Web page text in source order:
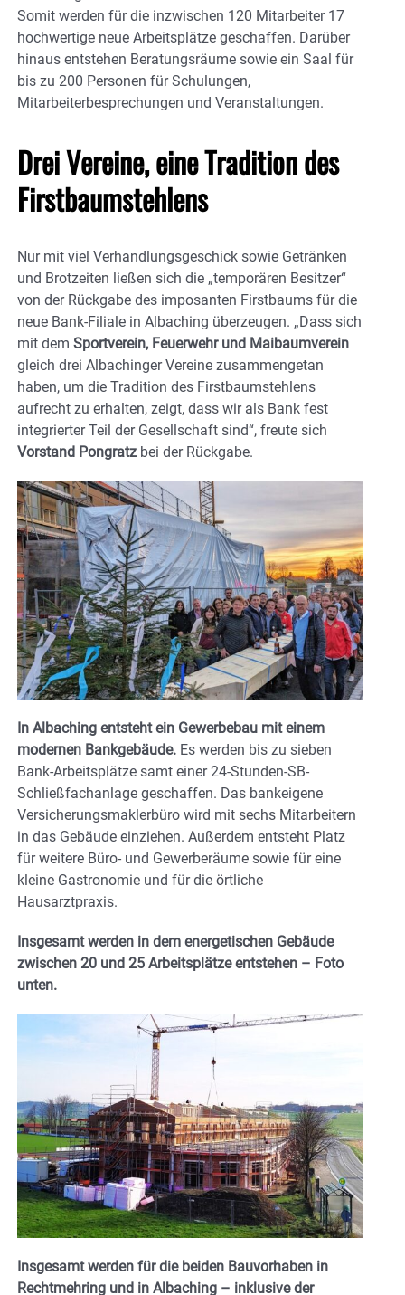
Somit werden für die inzwischen 120 Mitarbeiter 17
hochwertige neue Arbeitsplätze geschaffen. Darüber
hinaus entstehen Beratungsräume sowie ein Saal für
bis zu 200 Personen für Schulungen,
Mitarbeiterbesprechungen und Veranstaltungen.
Drei Vereine, eine Tradition des
Firstbaumstehlens
Nur mit viel Verhandlungsgeschick sowie Getränken
und Brotzeiten ließen sich die „temporären Besitzer“
von der Rückgabe des imposanten Firstbaums für die
neue Bank-Filiale in Albaching überzeugen. „Dass sich
mit dem Sportverein, Feuerwehr und Maibaumverein
gleich drei Albachinger Vereine zusammengetan
haben, um die Tradition des Firstbaumstehlens
aufrecht zu erhalten, zeigt, dass wir als Bank fest
integrierter Teil der Gesellschaft sind“, freute sich
Vorstand Pongratz bei der Rückgabe.
In Albaching entsteht ein Gewerbebau mit einem
modernen Bankgebäude. Es werden bis zu sieben
Bank-Arbeitsplätze samt einer 24-Stunden-SB-
Schließfachanlage geschaffen. Das bankeigene
Versicherungsmaklerbüro wird mit sechs Mitarbeitern
in das Gebäude einziehen. Außerdem entsteht Platz
für weitere Büro- und Gewerberäume sowie für eine
kleine Gastronomie und für die örtliche
Hausarztpraxis.
Insgesamt werden in dem energetischen Gebäude
zwischen 20 und 25 Arbeitsplätze entstehen – Foto
unten.
Insgesamt werden für die beiden Bauvorhaben in
Rechtmehring und in Albaching – inklusive der